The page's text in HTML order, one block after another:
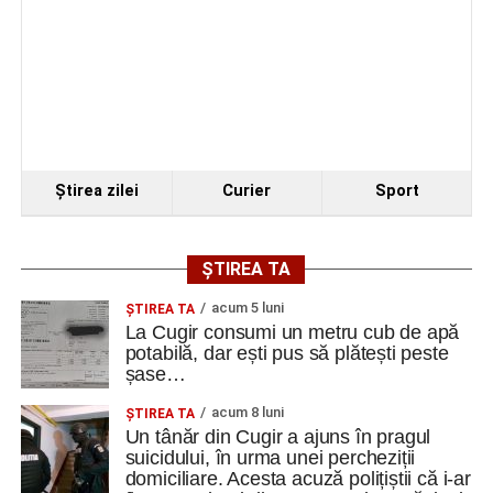
Ştirea zilei Curier Sport
ȘTIREA TA
ȘTIREA TA acum 5 luni
La Cugir consumi un metru cub de apă
potabilă, dar ești pus să plătești peste
șase…
ȘTIREA TA acum 8 luni
Un tânăr din Cugir a ajuns în pragul
suicidului, în urma unei percheziții
domiciliare. Acesta acuză polițiștii că i-ar